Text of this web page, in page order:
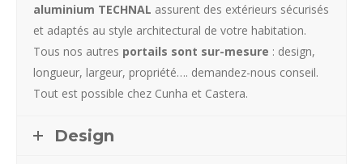
aluminium TECHNAL assurent des extérieurs sécurisés
et adaptés au style architectural de votre habitation.
Tous nos autres portails sont sur-mesure : design,
longueur, largeur, propriété…. demandez-nous conseil.
Tout est possible chez Cunha et Castera.
Design